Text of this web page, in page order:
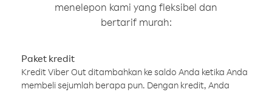
menelepon kami yang fleksibel dan
bertarif murah:
Paket kredit
Kredit Viber Out ditambahkan ke saldo Anda ketika Anda
membeli sejumlah berapa pun. Dengan kredit, Anda